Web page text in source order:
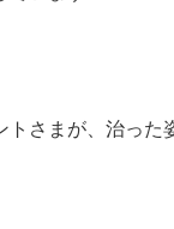
トさまが、治った